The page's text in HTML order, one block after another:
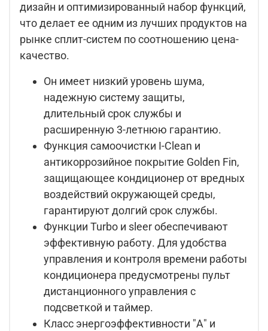
дизайн и оптимизированный набор функций,
что делает ее одним из лучших продуктов на
рынке сплит-систем по соотношению цена-
качество.
Он имеет низкий уровень шума,
надежную систему защиты,
длительный срок службы и
расширенную 3-летнюю гарантию.
Функция самоочистки I-Clean и
антикоррозийное покрытие Golden Fin,
защищающее кондиционер от вредных
воздействий окружающей среды,
гарантируют долгий срок службы.
Функции Turbo и sleer обеспечивают
эффективную работу. Для удобства
управления и контроля времени работы
кондиционера предусмотрены пульт
дистанционного управления с
подсветкой и таймер.
Класс энергоэффективности "А" и